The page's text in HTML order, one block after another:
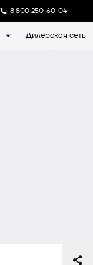
8 800 250-60-04
Дилерская сеть